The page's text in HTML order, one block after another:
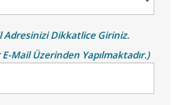
Adresinizi Dikkatlice Giriniz.
Mail Üzerinden Yapılmaktadır.)